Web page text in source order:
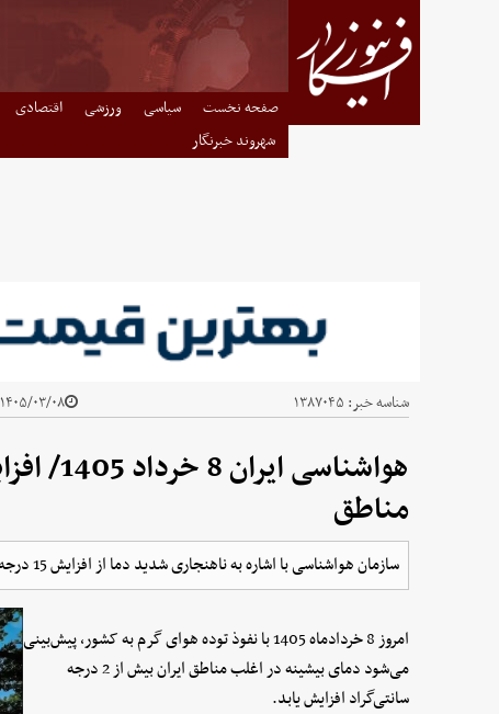
صفحه نخست سیاسی ورزشی اقتصادی
شهروند خبرنگار
شناسه خبر: ۱۳۸۷۰۴۵ ۱۴۰۵/۰۳/۰۸ - ۰۹:۲۰
مناطق
سازمان هواشناسی با اشاره به ناهنجاری شدید دما از افزایش 15 درجه‌ای دما در برخی مناطق کشور طی امروز خبر داد.
امروز 8 خردادماه 1405 با نفوذ توده هوای گرم به کشور، پیش‌بینی
می‌شود دمای بیشینه در اغلب مناطق ایران بیش از 2 درجه
سانتی‌گراد افزایش یابد.